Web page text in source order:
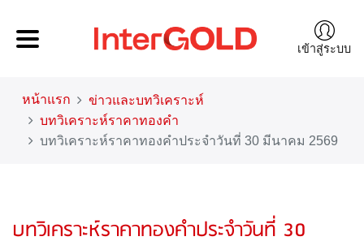
เข้าสู่ระบบ
หน้าแรก
ข่าวและบทวิเคราะห์
บทวิเคราะห์ราคาทองคำ
บทวิเคราะห์ราคาทองคำประจำวันที่ 30 มีนาคม 2569
บทวิเคราะห์ราคาทองคำประจำวันที่ 30